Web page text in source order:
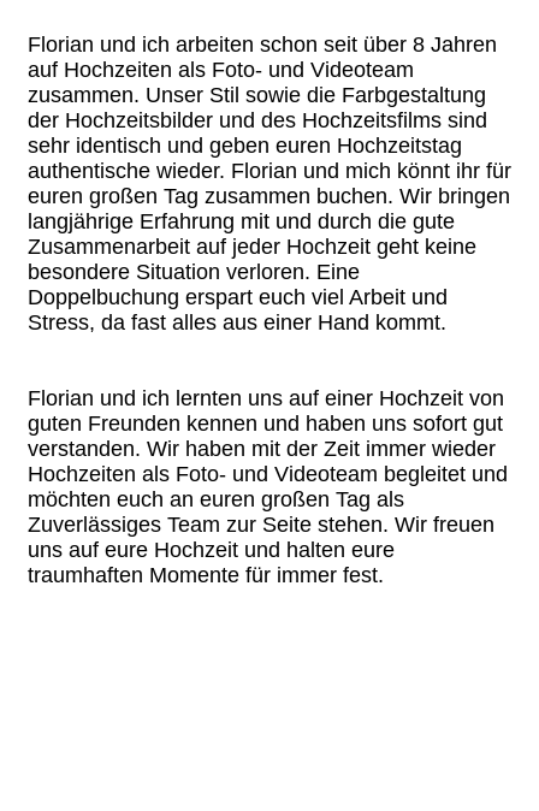
Florian und ich arbeiten schon seit über 8 Jahren
auf Hochzeiten als Foto- und Videoteam
zusammen. Unser Stil sowie die Farbgestaltung
der Hochzeitsbilder und des Hochzeitsfilms sind
sehr identisch und geben euren Hochzeitstag
authentische wieder. Florian und mich könnt ihr für
euren großen Tag zusammen buchen. Wir bringen
langjährige Erfahrung mit und durch die gute
Zusammenarbeit auf jeder Hochzeit geht keine
besondere Situation verloren. Eine
Doppelbuchung erspart euch viel Arbeit und
Stress, da fast alles aus einer Hand kommt.
Florian und ich lernten uns auf einer Hochzeit von
guten Freunden kennen und haben uns sofort gut
verstanden. Wir haben mit der Zeit immer wieder
Hochzeiten als Foto- und Videoteam begleitet und
möchten euch an euren großen Tag als
Zuverlässiges Team zur Seite stehen. Wir freuen
uns auf eure Hochzeit und halten eure
traumhaften Momente für immer fest.